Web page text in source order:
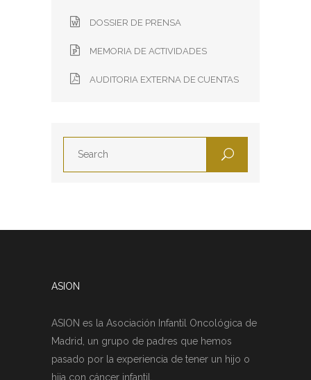
DOSSIER DE PRENSA
MEMORIA DE ACTIVIDADES
AUDITORIA EXTERNA DE CUENTAS
ASION
ASION es la Asociación Infantil Oncológica de
Madrid, un grupo de padres que hemos
pasado por la experiencia de tener un hijo o
hija con cáncer infantil.